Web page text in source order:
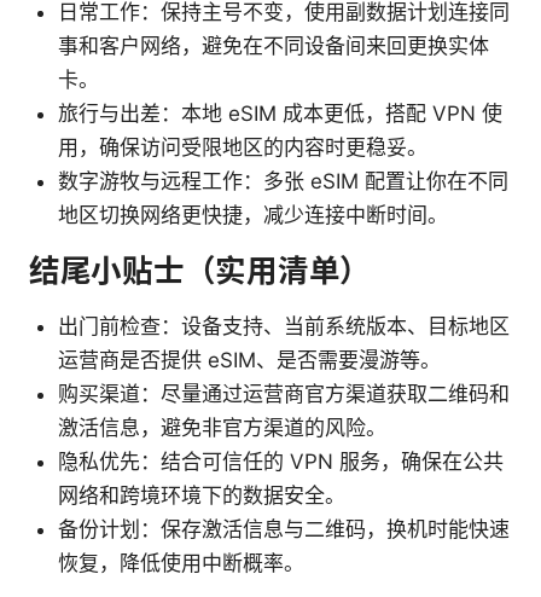
日常工作：保持主号不变，使用副数据计划连接同
事和客户网络，避免在不同设备间来回更换实体
卡。
旅行与出差：本地 eSIM 成本更低，搭配 VPN 使
用，确保访问受限地区的内容时更稳妥。
数字游牧与远程工作：多张 eSIM 配置让你在不同
地区切换网络更快捷，减少连接中断时间。
结尾小贴士（实用清单）
出门前检查：设备支持、当前系统版本、目标地区
运营商是否提供 eSIM、是否需要漫游等。
购买渠道：尽量通过运营商官方渠道获取二维码和
激活信息，避免非官方渠道的风险。
隐私优先：结合可信任的 VPN 服务，确保在公共
网络和跨境环境下的数据安全。
备份计划：保存激活信息与二维码，换机时能快速
恢复，降低使用中断概率。